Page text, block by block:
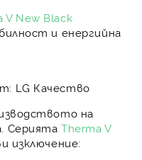
V New Black
и енергийна
LG Качество
на
СериятаTherma V
изключение: